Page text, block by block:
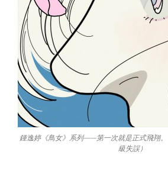
鍾逸婷《鳥女》系列——第一次就是正式飛翔。
級失誤）